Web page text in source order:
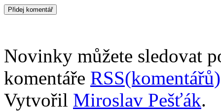
Novinky můžete sledovat
komentáře RSS(komentářů)
Vytvořil Miroslav Pešťák.